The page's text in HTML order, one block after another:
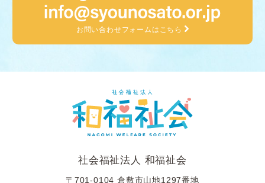
お問い合わせフォームはこちら
社会福祉法人 和福祉会
〒701-0104 倉敷市山地1297番地